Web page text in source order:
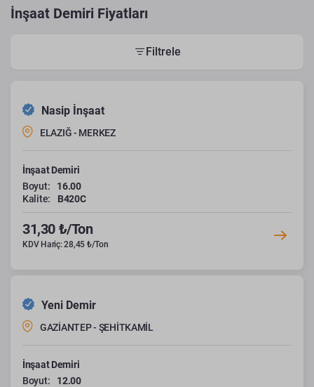
İnşaat Demiri Fiyatları
Filtrele
Nasip İnşaat
ELAZIĞ - MERKEZ
İnşaat Demiri
Boyut:
16.00
Kalite:
B420C
31,30 ₺/Ton
KDV Hariç: 28,45 ₺/Ton
Yeni Demir
GAZİANTEP - ŞEHİTKAMİL
İnşaat Demiri
Boyut:
12.00